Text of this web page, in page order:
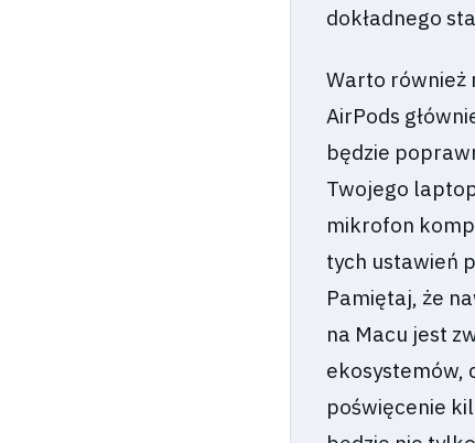
dokładnego
Warto również
AirPods
będzie
Twojego
mikrofon
tych ustawień
Pamiętaj, że
na Macu jest
ekosystemów,
poświęcenie